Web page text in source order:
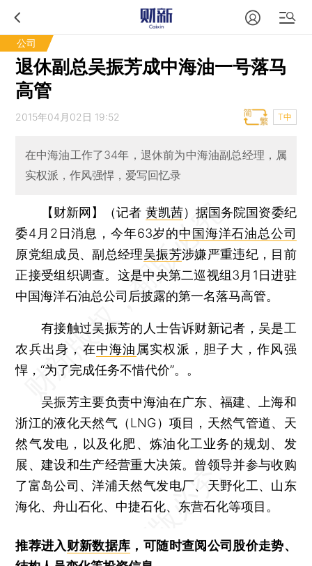
公司
退休副总吴振芳成中海油一号落马
高管
2015年04月02日 19:52 T中
在中海油工作了34年，退休前为中海油副总经理，属
实权派，作风强悍，爱写回忆录
【财新网】（记者 黄凯茜） 据国务院国资委纪
委4月2日消息，今年63岁的中国海洋石油总公司
原党组成员、副总经理吴振芳涉嫌严重违纪，目前
正接受组织调查。这是中央第二巡视组3月1日进驻
中国海洋石油总公司后披露的第一名落马高管。
有接触过吴振芳的人士告诉财新记者，吴是工
农兵出身，在中海油 属实权派，胆子大，作风强
悍，“为了完成任务不惜代价”。。
吴振芳主要负责中海油在广东、福建、上海和
浙江的液化天然气（LNG）项目，天然气管道、天
然气发电，以及化肥、炼油化工业务的规划、发
展、建设和生产经营重大决策。曾领导并参与收购
了富岛公司、洋浦天然气发电厂、天野化工、山东
海化、舟山石化、中捷石化、东营石化等项目。
推荐进入财新数据库 ，可随时查阅公司股价走势、